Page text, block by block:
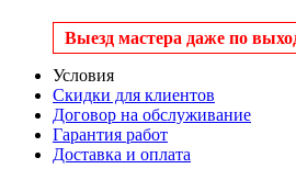
Выезд мастера даже по
Условия
Скидки для клиентов
Договор на обслуживание
Гарантия работ
Доставка и оплата